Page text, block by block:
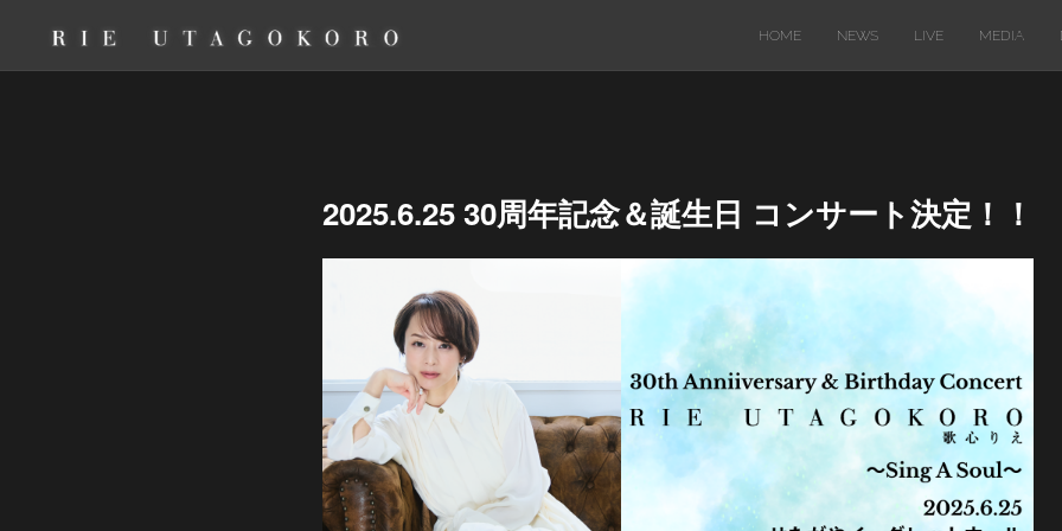
HOME NEWS LIVE MEDIA
2025.6.25 30周年記念＆誕生日 コンサート決定！！